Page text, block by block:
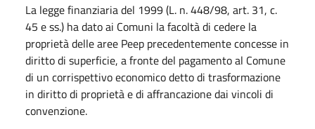
La legge finanziaria del 1999 (L. n. 448/98, art. 31, c.
45 e ss.) ha dato ai Comuni la facoltà di cedere la
proprietà delle aree Peep precedentemente concesse in
diritto di superficie, a fronte del pagamento al Comune
di un corrispettivo economico detto di trasformazione
in diritto di proprietà e di affrancazione dai vincoli di
convenzione.